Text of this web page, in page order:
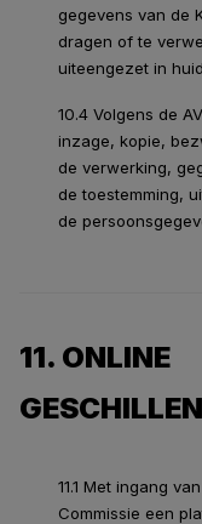
gegevens van de
dragen of te
uiteengezet in
10.4 Volgens de
inzage, kopie,
de verwerking,
de toestemming,
de
11. ONLINE
11.1 Met ingang
Commissie een